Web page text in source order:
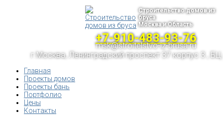
Строительство домов из
бруса
Москва и Область
+7-910-483-93-76
msk@stroitelstvo-iz-brusa.ru
г.Москва, Ленинградский проспект 37 корпус 3 , БЦ
Главная
Проекты домов
Проекты бань
Портфолио
Цены
Контакты